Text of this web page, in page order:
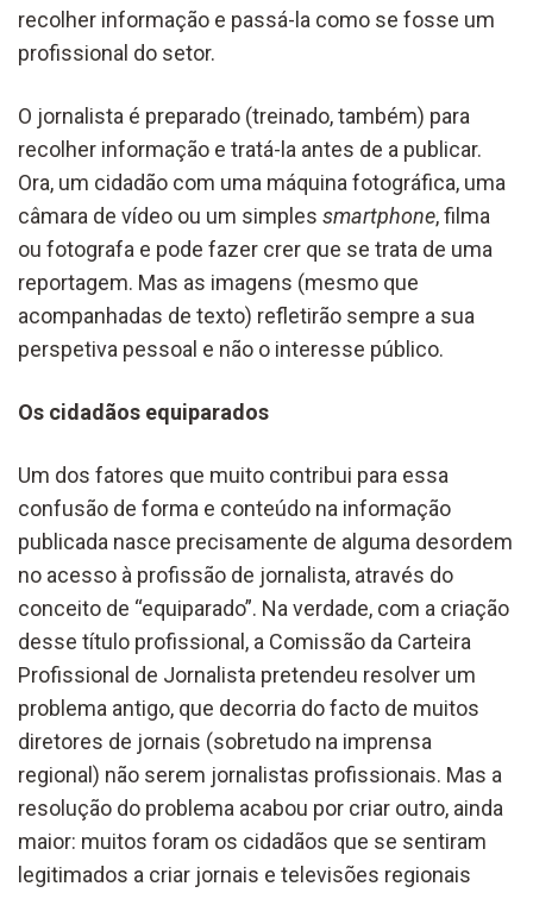
recolher informação e passá-la como se fosse um
profissional do setor.
O jornalista é preparado (treinado, também) para
recolher informação e tratá-la antes de a publicar.
Ora, um cidadão com uma máquina fotográfica, uma
câmara de vídeo ou um simples smartphone, filma
ou fotografa e pode fazer crer que se trata de uma
reportagem. Mas as imagens (mesmo que
acompanhadas de texto) refletirão sempre a sua
perspetiva pessoal e não o interesse público.
Os cidadãos equiparados
Um dos fatores que muito contribui para essa
confusão de forma e conteúdo na informação
publicada nasce precisamente de alguma desordem
no acesso à profissão de jornalista, através do
conceito de “equiparado”. Na verdade, com a criação
desse título profissional, a Comissão da Carteira
Profissional de Jornalista pretendeu resolver um
problema antigo, que decorria do facto de muitos
diretores de jornais (sobretudo na imprensa
regional) não serem jornalistas profissionais. Mas a
resolução do problema acabou por criar outro, ainda
maior: muitos foram os cidadãos que se sentiram
legitimados a criar jornais e televisões regionais